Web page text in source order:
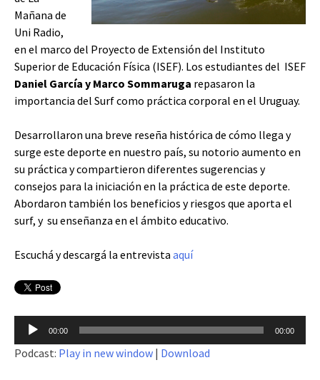
Mañana de
Uni Radio,
en el marco del Proyecto de Extensión del Instituto
Superior de Educación Física (ISEF). Los estudiantes del ISEF
Daniel García y Marco Sommaruga repasaron la
importancia del Surf como práctica corporal en el Uruguay.
Desarrollaron una breve reseña histórica de cómo llega y
surge este deporte en nuestro país, su notorio aumento en
su práctica y compartieron diferentes sugerencias y
consejos para la iniciación en la práctica de este deporte.
Abordaron también los beneficios y riesgos que aporta el
surf, y su enseñanza en el ámbito educativo.
Escuchá y descargá la entrevista aquí
Reproductor
de
audio
00:00 00:00
Podcast: Play in new window | Download